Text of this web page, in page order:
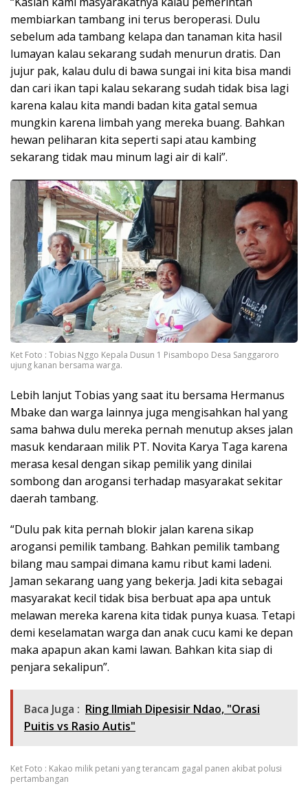
membiarkan tambang ini terus beroperasi. Dulu
sebelum ada tambang kelapa dan tanaman kita hasil
lumayan kalau sekarang sudah menurun dratis. Dan
jujur pak, kalau dulu di bawa sungai ini kita bisa mandi
dan cari ikan tapi kalau sekarang sudah tidak bisa lagi
karena kalau kita mandi badan kita gatal semua
mungkin karena limbah yang mereka buang. Bahkan
hewan peliharan kita seperti sapi atau kambing
sekarang tidak mau minum lagi air di kali”.
Ket Foto : Tobias Nggo Kepala Dusun 1 Pisambopo Desa Sanggaroro
ujung kanan bersama warga.
Lebih lanjut Tobias yang saat itu bersama Hermanus
Mbake dan warga lainnya juga mengisahkan hal yang
sama bahwa dulu mereka pernah menutup akses jalan
masuk kendaraan milik PT. Novita Karya Taga karena
merasa kesal dengan sikap pemilik yang dinilai
sombong dan arogansi terhadap masyarakat sekitar
daerah tambang.
“Dulu pak kita pernah blokir jalan karena sikap
arogansi pemilik tambang. Bahkan pemilik tambang
bilang mau sampai dimana kamu ribut kami ladeni.
Jaman sekarang uang yang bekerja. Jadi kita sebagai
masyarakat kecil tidak bisa berbuat apa apa untuk
melawan mereka karena kita tidak punya kuasa. Tetapi
demi keselamatan warga dan anak cucu kami ke depan
maka apapun akan kami lawan. Bahkan kita siap di
penjara sekalipun”.
Baca Juga : Ring Ilmiah Dipesisir Ndao, "Orasi
Puitis vs Rasio Autis"
Ket Foto : Kakao milik petani yang terancam gagal panen akibat polusi
pertambangan